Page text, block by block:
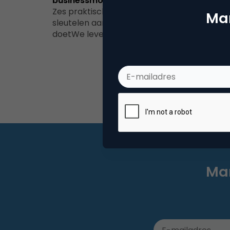
Zes praktische tips om te kunnen blijven
sleutelen aan de manier waarop je zaken
doetWe leven in een tijd waarin…